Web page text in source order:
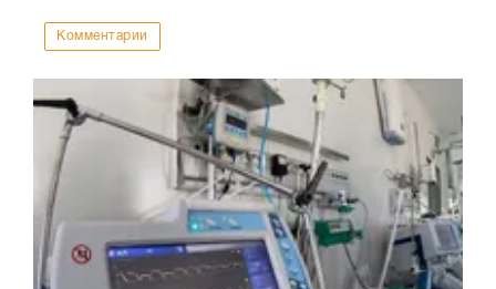
Комментарии